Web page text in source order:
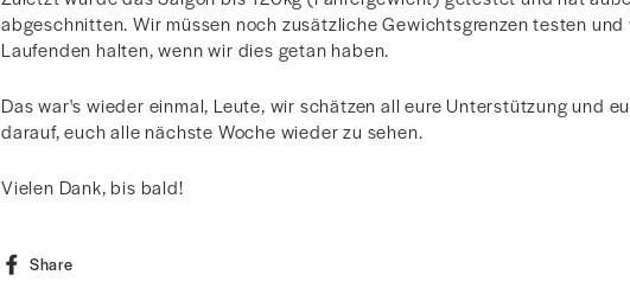
abgeschnitten. Wir müssen noch zusätzliche Gewichtsgrenzen testen
Laufenden halten, wenn wir dies getan haben.
Das war's wieder einmal, Leute, wir schätzen all eure Unterstützung und
darauf, euch alle nächste Woche wieder zu sehen.
Vielen Dank, bis bald!
Share